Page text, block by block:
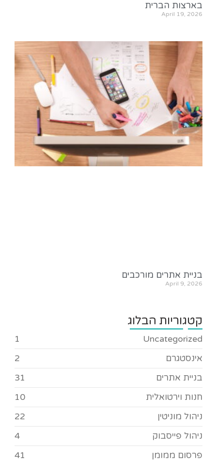
בארצות הברית
April 19, 2026
בניית אתרים מורכבים
April 9, 2026
קטגוריות הבלוג
Uncategorized
1
אינסטגרם
2
בניית אתרים
31
חנות וירטואלית
10
ניהול מוניטין
22
ניהול פייסבוק
4
פרסום ממומן
41